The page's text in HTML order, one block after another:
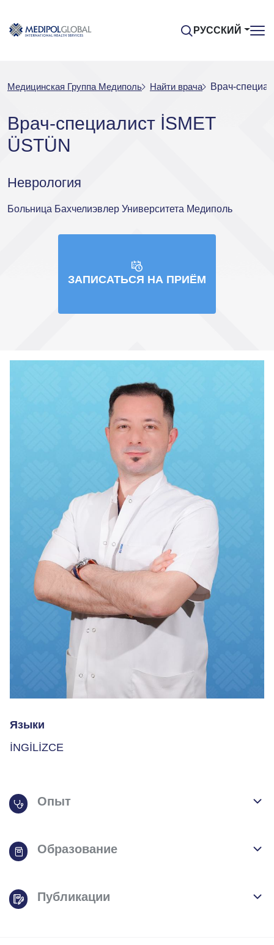
РУССКИЙ
Медицинская Группа Медиполь Найти врача Врач-
Врач-специалист İSMET
ÜSTÜN
Неврология
Больница Бахчелиэвлер Университета Медиполь
ЗАПИСАТЬСЯ НА ПРИЁМ
Языки
İNGİLİZCE
Опыт
Образование
Публикации